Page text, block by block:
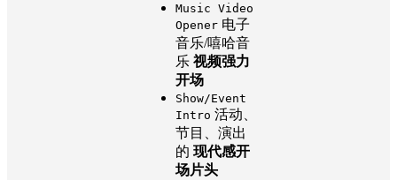
Music Video
Opener 电子
音乐/嘻哈音
乐 视频强力
开场
Show/Event
Intro 活动、
节目、演出
的 现代感开
场片头